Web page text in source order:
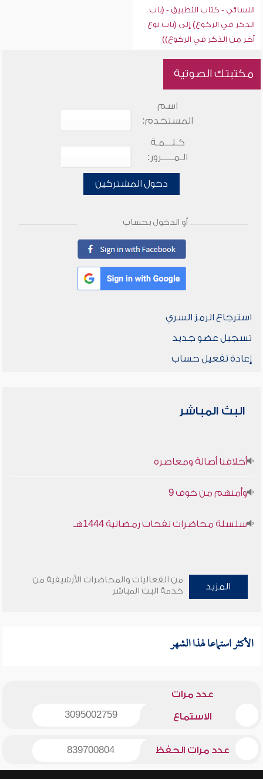
النسائي - كتاب التطبيق - (باب
الذكر في الركوع) إلى (باب نوع
آخر من الذكر في الركوع))
مكتبتك الصوتية
اسم
المستخدم:
كـلـــمـة
الـمـــــرور:
دخول المشتركين
أو الدخول بحساب
استرجاع الرمز السري
تسجيل عضو جديد
إعادة تفعيل حساب
البث المباشر
أخلاقنا أصالة ومعاصرة
وأمنهم من خوف 9
سلسلة محاضرات نفحات رمضانية 1444هـ
المزيد
من الفعاليات والمحاضرات الأرشيفية من
خدمة البث المباشر
الأكثر استماعا لهذا الشهر
عدد مرات
الاستماع 3095002759
عدد مرات الحفظ 839700804